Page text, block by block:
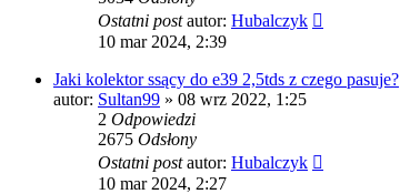
Ostatni postautor: Hubalczyk
10 mar 2024, 2:39
Jaki kolektor ssący do e39 2,5tds z czego pasuje?
autor: Sultan99 » 08 wrz 2022, 1:25
2 Odpowiedzi
2675 Odsłony
Ostatni postautor: Hubalczyk
10 mar 2024, 2:27